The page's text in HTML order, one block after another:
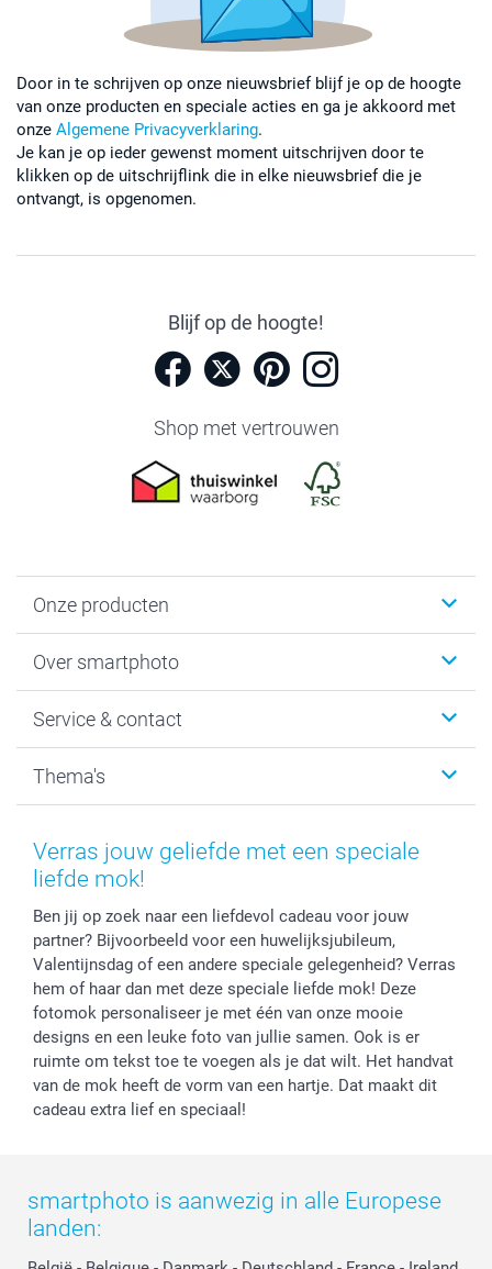
Door in te schrijven op onze nieuwsbrief blijf je op de hoogte
van onze producten en speciale acties en ga je akkoord met
onze Algemene Privacyverklaring.
Je kan je op ieder gewenst moment uitschrijven door te
klikken op de uitschrijflink die in elke nieuwsbrief die je
ontvangt, is opgenomen.
Blijf op de hoogte!
Shop met vertrouwen
Onze producten
Fotoboeken
Fotocadeaus
Kaarten
Over smartphoto
Vacatures
Bestelproces
Herroepingsrecht
Privacy
Reviews
Prijslijst
Investor Relations
Service & contact
Tevredenheidsgarantie
Mijn orderstatus
smartbonus
service@smartphoto.nl
Affiliate partnerprogramma
Partnerships
Influencer partnerprogramma
Thema's
Baby
Moederdag
Huwelijk
Verras jouw geliefde met een speciale
liefde mok!
Ben jij op zoek naar een liefdevol cadeau voor jouw
partner? Bijvoorbeeld voor een huwelijksjubileum,
Valentijnsdag of een andere speciale gelegenheid? Verras
hem of haar dan met deze speciale liefde mok! Deze
fotomok personaliseer je met één van onze mooie
designs en een leuke foto van jullie samen. Ook is er
ruimte om tekst toe te voegen als je dat wilt. Het handvat
van de mok heeft de vorm van een hartje. Dat maakt dit
cadeau extra lief en speciaal!
smartphoto is aanwezig in alle Europese
landen: